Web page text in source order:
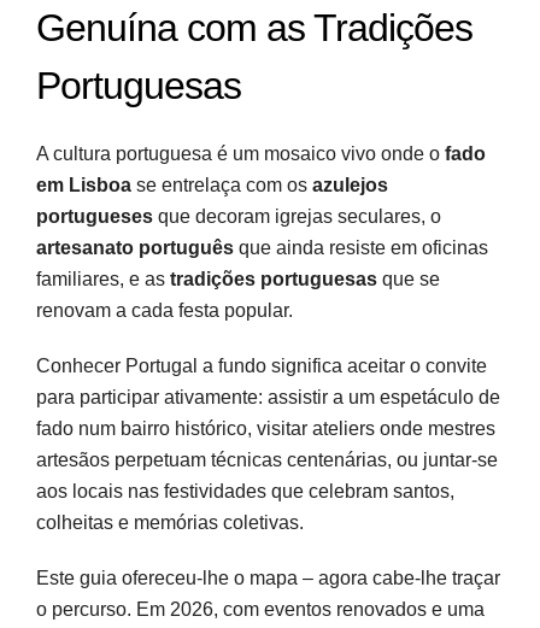
Genuína com as Tradições
Portuguesas
A cultura portuguesa é um mosaico vivo onde o fado
em Lisboa se entrelaça com os azulejos
portugueses que decoram igrejas seculares, o
artesanato português que ainda resiste em oficinas
familiares, e as tradições portuguesas que se
renovam a cada festa popular.
Conhecer Portugal a fundo significa aceitar o convite
para participar ativamente: assistir a um espetáculo de
fado num bairro histórico, visitar ateliers onde mestres
artesãos perpetuam técnicas centenárias, ou juntar-se
aos locais nas festividades que celebram santos,
colheitas e memórias coletivas.
Este guia ofereceu-lhe o mapa – agora cabe-lhe traçar
o percurso. Em 2026, com eventos renovados e uma